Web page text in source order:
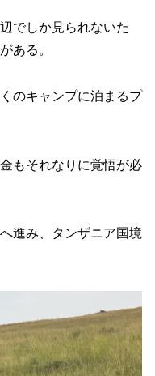
でしか見られないた
ある。
のキャンプに泊まるプ
もそれなりに覚悟が必
進み、タンザニア国境